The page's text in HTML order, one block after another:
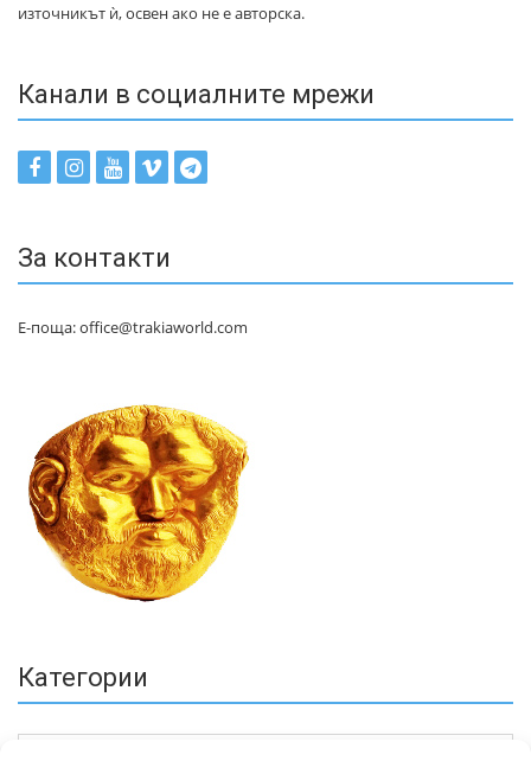
източникът ѝ, освен ако не е авторска.
Канали в социалните мрежи
За контакти
Е-поща: office@trakiaworld.com
Категории